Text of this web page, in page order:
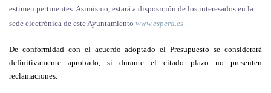
estimen pertinentes. Asimismo, estará a disposición de los interesados en la
sede electrónica de este Ayuntamiento www.espera.es
De conformidad con el acuerdo adoptado el Presupuesto se considerará
definitivamente aprobado, si durante el citado plazo no presenten
reclamaciones.